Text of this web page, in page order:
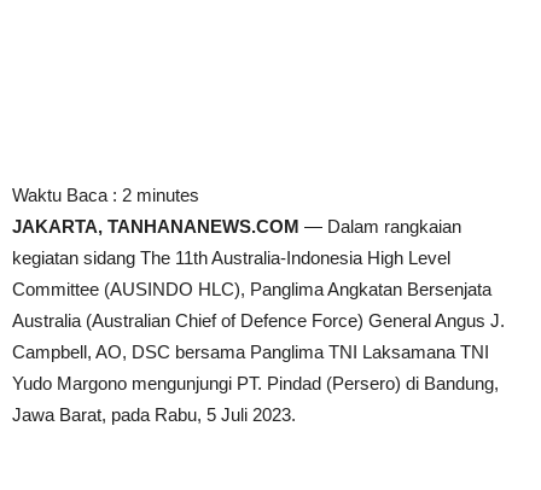
Waktu Baca : 2 minutes
JAKARTA, TANHANANEWS.COM — Dalam rangkaian
kegiatan sidang The 11th Australia-Indonesia High Level
Committee (AUSINDO HLC), Panglima Angkatan Bersenjata
Australia (Australian Chief of Defence Force) General Angus J.
Campbell, AO, DSC bersama Panglima TNI Laksamana TNI
Yudo Margono mengunjungi PT. Pindad (Persero) di Bandung,
Jawa Barat, pada Rabu, 5 Juli 2023.